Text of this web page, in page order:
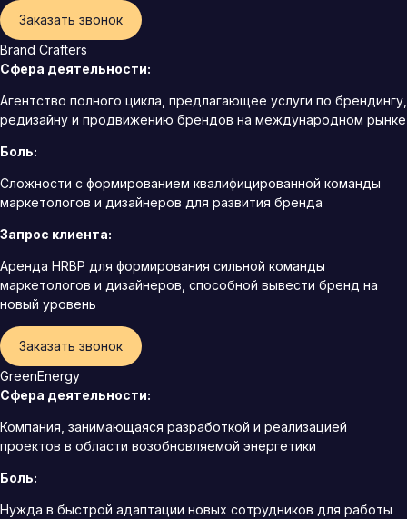
Заказать звонок
Brand Crafters
Сфера деятельности:
Агентство полного цикла, предлагающее услуги по брендингу,
редизайну и продвижению брендов на международном рынке
Боль:
Сложности с формированием квалифицированной команды
маркетологов и дизайнеров для развития бренда
Запрос клиента:
Аренда HRBP для формирования сильной команды
маркетологов и дизайнеров, способной вывести бренд на
новый уровень
Заказать звонок
GreenEnergy
Сфера деятельности:
Компания, занимающаяся разработкой и реализацией
проектов в области возобновляемой энергетики
Боль:
Нужда в быстрой адаптации новых сотрудников для работы